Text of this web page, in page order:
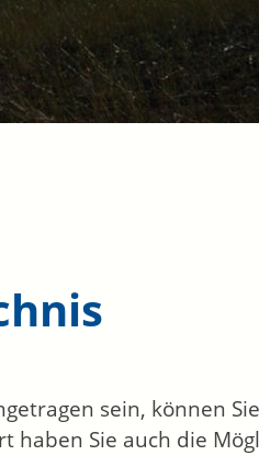
sein, können
haben Sie auch die